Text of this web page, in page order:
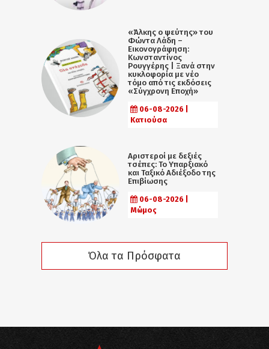
«Άλκης ο ψεύτης» του
Φώντα Λάδη –
Εικονογράφηση:
Κωνσταντίνος
Ρουγγέρης | Ξανά στην
κυκλοφορία με νέο
τόμο από τις εκδόσεις
«Σύγχρονη Εποχή»
06-08-2026 |
Κατιούσα
Αριστεροί με δεξιές
τσέπες: Το Υπαρξιακό
και Ταξικό Αδιέξοδο της
Επιβίωσης
06-08-2026 |
Μώμος
Όλα τα Πρόσφατα